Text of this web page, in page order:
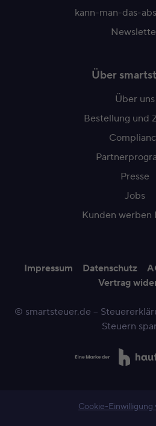
kann-man-das-
Über
Über uns
Bestellung und
Presse
Jobs
Kunden werben
Impressum Datenschutz
Vertrag
© smartsteuer.de –
Steuern
Cookie-Einwilligung